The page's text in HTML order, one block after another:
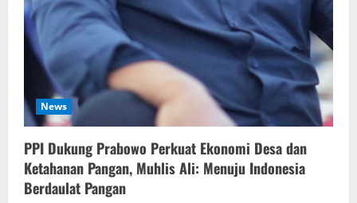
News
PPI Dukung Prabowo Perkuat Ekonomi Desa dan
Ketahanan Pangan, Muhlis Ali: Menuju Indonesia
Berdaulat Pangan